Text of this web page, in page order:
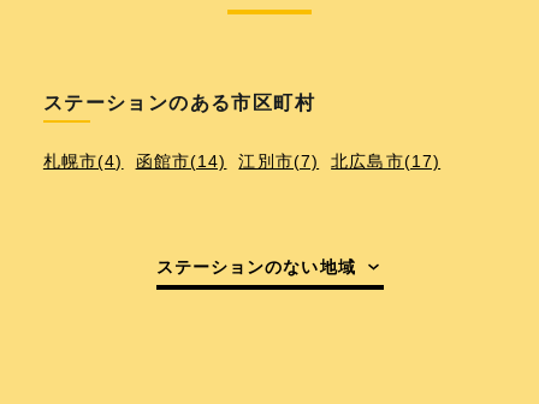
ステーションのある市区町村
札幌市(4) 函館市(14) 江別市(7) 北広島市(17)
ステーションのない地域